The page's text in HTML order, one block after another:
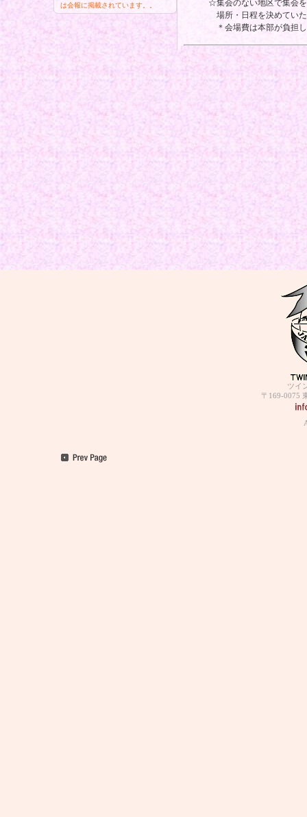
☆集会のない地区で集会を
場所・日程を決めていただ
＊会場費は本部が負担
は会報に掲載されています。。
ツイ
〒169-0075